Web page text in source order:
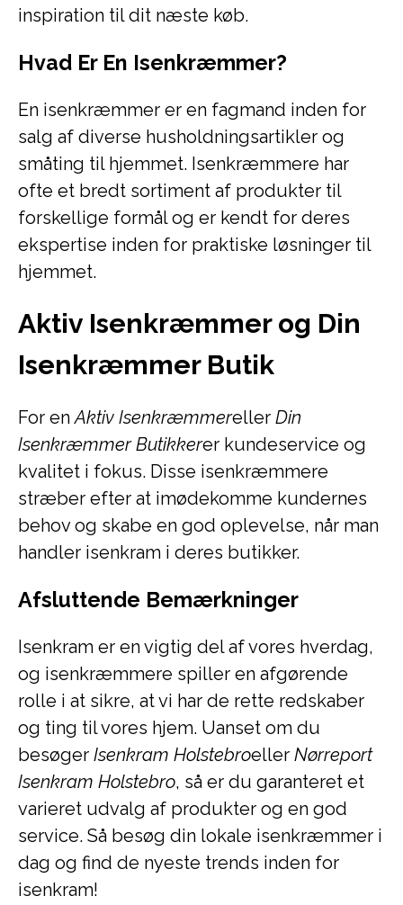
inspiration til dit næste køb.
Hvad Er En Isenkræmmer?
En isenkræmmer er en fagmand inden for
salg af diverse husholdningsartikler og
småting til hjemmet. Isenkræmmere har
ofte et bredt sortiment af produkter til
forskellige formål og er kendt for deres
ekspertise inden for praktiske løsninger til
hjemmet.
Aktiv Isenkræmmer og Din
Isenkræmmer Butik
For enAktiv Isenkræmmereller Din
Isenkræmmer Butikkerer kundeservice og
kvalitet i fokus. Disse isenkræmmere
stræber efter at imødekomme kundernes
behov og skabe en god oplevelse, når man
handler isenkram i deres butikker.
Afsluttende Bemærkninger
Isenkram er en vigtig del af vores hverdag,
og isenkræmmere spiller en afgørende
rolle i at sikre, at vi har de rette redskaber
og ting til vores hjem. Uanset om du
besøger Isenkram Holstebroeller Nørreport
Isenkram Holstebro, så er du garanteret et
varieret udvalg af produkter og en god
service. Så besøg din lokale isenkræmmer i
dag og find de nyeste trends inden for
isenkram!